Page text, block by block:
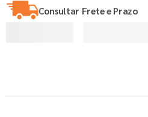
Consultar Frete e Prazo